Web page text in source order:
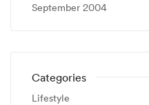
September 2004
Categories
Lifestyle